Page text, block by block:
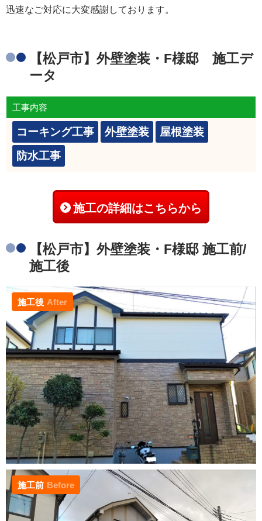
迅速なご対応に大変感謝しております。
【松戸市】外壁塗装・F様邸 施工デ
ータ
工事内容
コーキング工事 外壁塗装
屋根塗装
防水工事
施工の詳細はこちらから
【松戸市】外壁塗装・F様邸 施工前/
施工後
施工後 After
施工前 Before